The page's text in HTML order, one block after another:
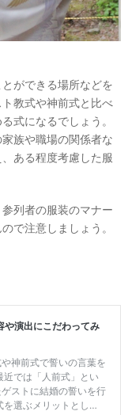
ができる場所などを
教式や神前式と比べ
式になるでしょう。
族や職場の関係者な
ある程度考慮した服
列者の服装のマナー
で注意しましょう。